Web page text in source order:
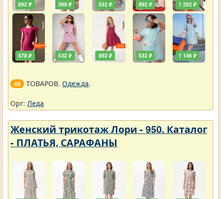
892 ₽
678 ₽
399 ₽
532 ₽
532 ₽
892 ₽
892 ₽
532 ₽
1 292 ₽
1 146 ₽
49 ТОВАРОВ. Одежда.
Орг: Леда
Женский трикотаж Лори - 950. Каталог
- ПЛАТЬЯ, САРАФАНЫ